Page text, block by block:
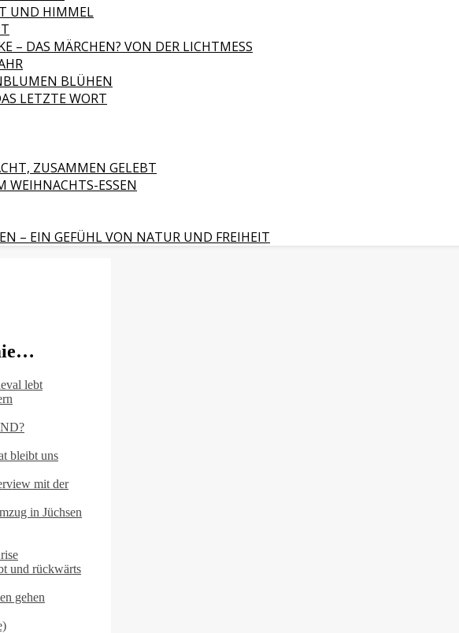
UND HIMMEL
– DAS MÄRCHEN? VON DER LICHTMESS
BLÜHEN
LETZTE WORT
ZUSAMMEN GELEBT
WEIHNACHTS-ESSEN
– EIN GEFÜHL VON NATUR UND FREIHEIT
lebt
bleibt uns
mit der
in Jüchsen
und rückwärts
gehen